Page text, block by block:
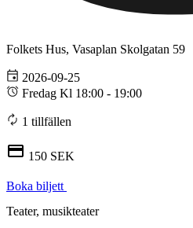
Folkets Hus, Vasaplan Skolgatan 59
2026-09-25
Fredag Kl 18:00 - 19:00
1 tillfällen
150 SEK
Boka biljett
Teater, musikteater